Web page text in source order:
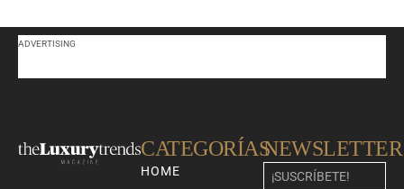
ADVERTISING
CATEGORÍAS
HOME
NEWSLETTER